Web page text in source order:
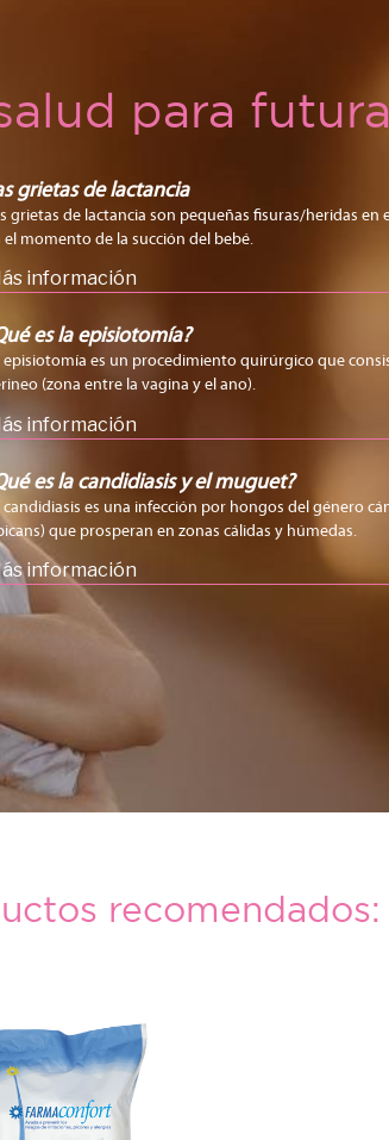
para
grietas de lactancia
grietas de lactancia son pequeñas fisuras/heridas
el momento de la succión del bebé.
información
es la episiotomía?
episiotomía es un procedimiento quirúrgico que
(zona entre la vagina y el ano).
información
es la candidiasis y el muguet?
candidiasis es una infección por hongos del género
que prosperan en zonas cálidas y húmedas.
información
recomendados: